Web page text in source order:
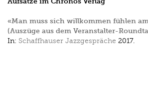
«Man muss sich willkommen fühlen
(Auszüge aus dem Veranstalter-
In: Schaffhauser Jazzgespräche 2017.